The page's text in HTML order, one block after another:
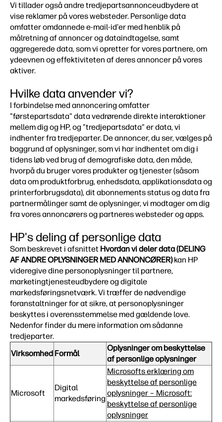
Vi tillader også andre tredjepartsannonceudbydere at
vise reklamer på vores websteder. Personlige data
omfatter omdannede e-mail-id'er med henblik på
målretning af annoncer og dataindtagelse, samt
aggregerede data, som vi opretter for vores partnere, om
ydeevnen og effektiviteten af deres annoncer på vores
aktiver.
Hvilke data anvender vi?
I forbindelse med annoncering omfatter
"førstepartsdata" data vedrørende direkte interaktioner
mellem dig og HP, og "tredjepartsdata" er data, vi
indhenter fra tredjeparter. De annoncer, du ser, vælges på
baggrund af oplysninger, som vi har indhentet om dig i
tidens løb ved brug af demografiske data, den måde,
hvorpå du bruger vores produkter og tjenester (såsom
data om produktforbrug, enhedsdata, applikationsdata og
printerforbrugsdata), dit abonnements status og data fra
partnermålinger samt de oplysninger, vi modtager om dig
fra vores annoncørers og partneres websteder og apps.
HP's deling af personlige data
Som beskrevet i afsnittet Hvordan vi deler data (DELING
AF ANDRE OPLYSNINGER MED ANNONCØRER)kan HP
videregive dine personoplysninger til partnere,
marketingtjenesteudbydere og digitale
markedsføringsnetværk. Vi træffer de nødvendige
foranstaltninger for at sikre, at personoplysninger
beskyttes i overensstemmelse med gældende love.
Nedenfor finder du mere information om sådanne
tredjeparter.
Virksomhed Formål
Oplysninger om beskyttelse
af personlige oplysninger
Microsoft
Digital
markedsføring
Microsofts erklæring om
beskyttelse af personlige
oplysninger – Microsoft:
beskyttelse af personlige
oplysninger